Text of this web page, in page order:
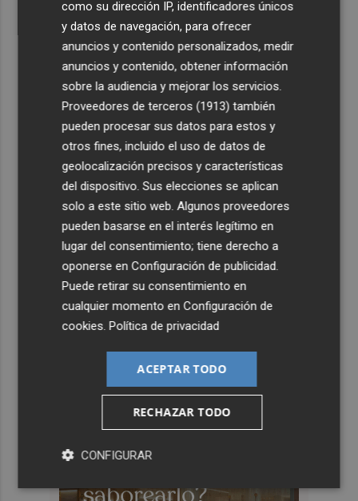
como su dirección IP, identificadores únicos
y datos de navegación, para ofrecer
anuncios y contenido personalizados, medir
anuncios y contenido, obtener información
sobre la audiencia y mejorar los servicios.
Proveedores de terceros (1913) también
pueden procesar sus datos para estos y
otros fines, incluido el uso de datos de
geolocalización precisos y características
del dispositivo. Sus elecciones se aplican
solo a este sitio web. Algunos proveedores
pueden basarse en el interés legítimo en
lugar del consentimiento; tiene derecho a
oponerse enConfiguración de publicidad.
Puede retirar su consentimiento en
cualquier momento enConfiguración de
cookies.Política de privacidad
ACEPTAR TODO
RECHAZAR TODO
CONFIGURAR